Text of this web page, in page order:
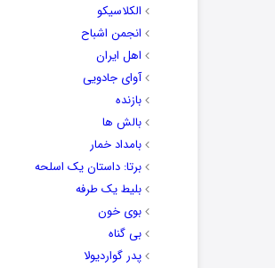
الکلاسیکو
انجمن اشباح
اهل ایران
آوای جادویی
بازنده
بالش ها
بامداد خمار
برتا: داستان یک اسلحه
بلیط یک‌‌ طرفه
بوی خون
بی گناه
پدر گواردیولا